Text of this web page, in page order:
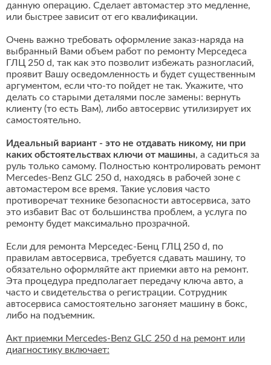
данную операцию. Сделает автомастер это медленне,
или быстрее зависит от его квалификации.
Очень важно требовать оформление заказ-наряда на
выбранный Вами объем работ по ремонту Мерседеса
ГЛЦ 250 d, так как это позволит избежать разногласий,
проявит Вашу осведомленность и будет существенным
аргументом, если что-то пойдет не так. Укажите, что
делать со старыми деталями после замены: вернуть
клиенту (то есть Вам), либо автосервис утилизирует их
самостоятельно.
Идеальный вариант - это не отдавать никому, ни при
каких обстоятельствах ключи от машины, а садиться за
руль только самому. Полностью контролировать ремонт
Mercedes-Benz GLC 250 d, находясь в рабочей зоне с
автомастером все время. Такие условия часто
противоречат технике безопасности автосервиса, зато
это избавит Вас от большинства проблем, а услуга по
ремонту будет максимально прозрачной.
Если для ремонта Мерседес-Бенц ГЛЦ 250 d, по
правилам автосервиса, требуется сдавать машину, то
обязательно оформляйте акт приемки авто на ремонт.
Эта процедура предполагает передачу ключа авто, а
часто и свидетельства о регистрации. Сотрудник
автосервиса самостоятельно загоняет машину в бокс,
либо на подъемник.
Акт приемки Mercedes-Benz GLC 250 d на ремонт или
диагностику включает: